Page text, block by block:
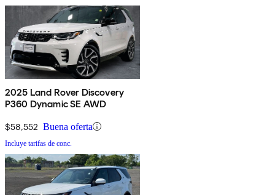
2025 Land Rover Discovery
P360 Dynamic SE AWD
$58,552 Buena oferta
Incluye tarifas de conc.